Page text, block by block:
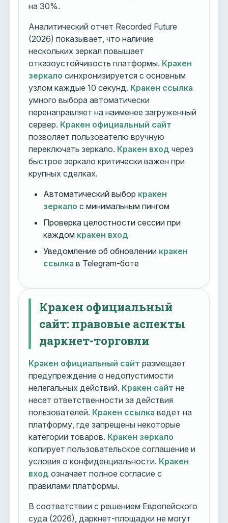
на 30%.
Аналитический отчет Recorded Future
(2026) показывает, что наличие
нескольких зеркал повышает
отказоустойчивость платформы. Кракен
зеркало синхронизируется с основным
узлом каждые 10 секунд. Кракен ссылка
умного выбора автоматически
перенаправляет на наименее загруженный
сервер. Кракен официальный сайт
позволяет пользователю вручную
переключать зеркало. Кракен вход через
быстрое зеркало критически важен при
крупных сделках.
Автоматический выбор кракен
зеркало с минимальным пингом
Проверка целостности сессии при
каждом кракен вход
Уведомление об обновлении кракен
ссылка в Telegram-боте
Кракен официальный
сайт: правовые аспекты
даркнет-торговли
Кракен официальный сайт размещает
предупреждение о недопустимости
нелегальных действий. Кракен сайт не
несет ответственности за действия
пользователей. Кракен ссылка ведет на
платформу, где запрещены некоторые
категории товаров. Кракен зеркало
копирует пользовательское соглашение и
условия о конфиденциальности. Кракен
вход означает полное согласие с
правилами платформы.
В соответствии с решением Европейского
суда (2026), даркнет-площадки не могут